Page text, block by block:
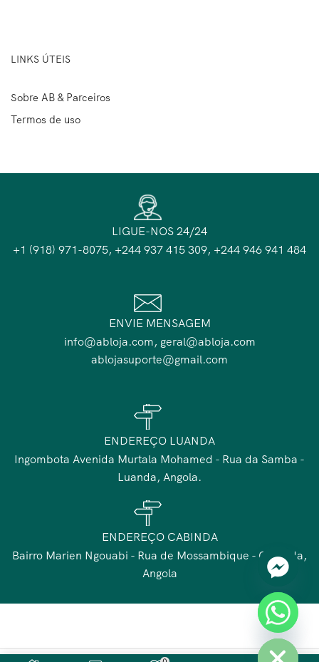
LINKS ÚTEIS
Sobre AB & Parceiros
Termos de uso
LIGUE-NOS 24/24
+1 (918) 971-8075, +244 937 415 309, +244 946 941 484
ENVIE MENSAGEM
info@abloja.com, geral@abloja.com
ablojasuporte@gmail.com
ENDEREÇO LUANDA
Ingombota Avenida Murtala Mohamed - Rua da Samba -
Luanda, Angola.
ENDEREÇO CABINDA
Bairro Marien Ngouabi - Rua de Mossambique - Cabinda,
Angola
Hide
chaty